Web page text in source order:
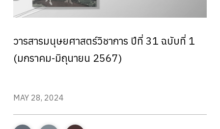
วารสารมนุษยศาสตร์วิชาการ ปีที่ 31 ฉบับที่ 1
(มกราคม-มิถุนายน 2567)
MAY 28, 2024